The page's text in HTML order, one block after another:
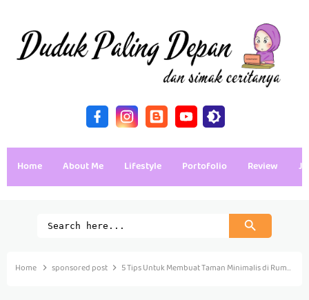
Home About Me Lifestyle Portofolio Review
Home sponsored post 5 Tips Untuk Membuat Taman Minimalis di Rumah